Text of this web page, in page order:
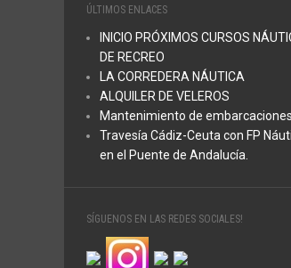
ÚLTIMOS ENLACES
INICIO PRÓXIMOS CURSOS
DE RECREO
LA CORREDERA NÁUTICA
ALQUILER DE VELEROS
Mantenimiento de embarcaciones.
Travesía Cádiz-Ceuta con FP
en el Puente de Andalucía.
SÍGUENOS EN LAS REDES SOCIALES!